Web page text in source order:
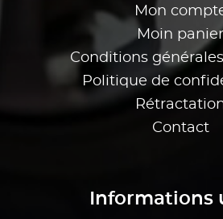
Mon
Moin panier
Conditions
Politique de
Contact
Informations